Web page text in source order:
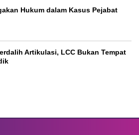
Hukum dalam Kasus Pejabat
Artikulasi, LCC Bukan Tempat